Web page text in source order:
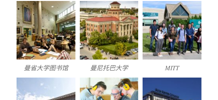
曼省大学图书馆 曼尼托巴大学 MITT